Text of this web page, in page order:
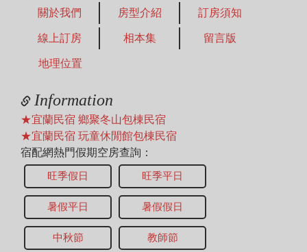
關於我們 房型介紹 訂房須知
線上訂房 相本集 留言版
地理位置
Information
★宜蘭民宿 鄉聚冬山包棟民宿
★宜蘭民宿 玩童休閒館包棟民宿
宿配網熱門假期空房查詢：
旺季假日 旺季平日
暑假平日 暑假假日
中秋節 教師節